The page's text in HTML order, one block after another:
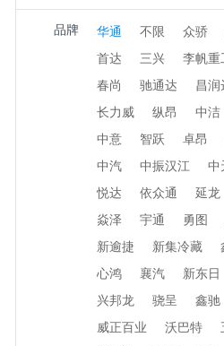
品牌 华通 不限 众骄
首达
三兴 李帆重
春尚
驰通达 昌润
长力威
纵昂 中洁
中意
智跃 卓昂
中汽
中振汉江 中
悦达
依众通 延龙
焱泽
宇通 勇图
新逾捷
新集冷藏
心鸿
襄汽 新东日
兴邦龙
骁呈 鑫驰
威正百业
沃巴特